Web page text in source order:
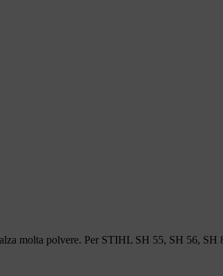
molta polvere. Per STIHL SH 55, SH 56, SH